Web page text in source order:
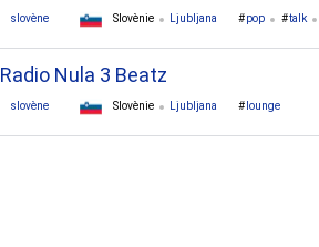
slovène Slovènie Ljubljana pop talk
Radio Nula 3 Beatz
slovène Slovènie Ljubljana lounge